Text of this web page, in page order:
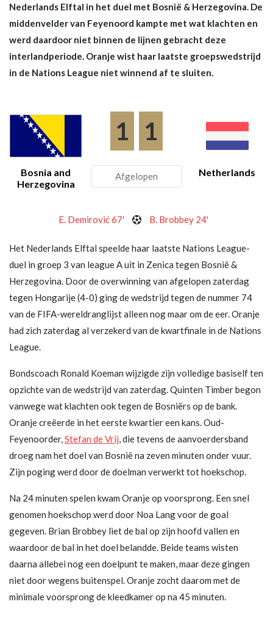
Nederlands Elftal in het duel met Bosnië & Herzegovina. De
middenvelder van Feyenoord kampte met wat klachten en
werd daardoor niet binnen de lijnen gebracht deze
interlandperiode. Oranje wist haar laatste groepswedstrijd
in de Nations League niet winnend af te sluiten.
Bosnia and
Herzegovina
1 1
Afgelopen Netherlands
E. Demirović 67' B. Brobbey 24'
Het Nederlands Elftal speelde haar laatste Nations League-
duel in groep 3 van league A uit in Zenica tegen Bosnië &
Herzegovina. Door de overwinning van afgelopen zaterdag
tegen Hongarije (4-0) ging de wedstrijd tegen de nummer 74
van de FIFA-wereldranglijst alleen nog maar om de eer. Oranje
had zich zaterdag al verzekerd van de kwartfinale in de Nations
League.
Bondscoach Ronald Koeman wijzigde zijn volledige basiself ten
opzichte van de wedstrijd van zaterdag. Quinten Timber begon
vanwege wat klachten ook tegen de Bosniërs op de bank.
Oranje creëerde in het eerste kwartier een kans. Oud-
Feyenoorder,Stefan de Vrij, die tevens de aanvoerdersband
droeg nam het doel van Bosnië na zeven minuten onder vuur.
Zijn poging werd door de doelman verwerkt tot hoekschop.
Na 24 minuten spelen kwam Oranje op voorsprong. Een snel
genomen hoekschop werd door Noa Lang voor de goal
gegeven. Brian Brobbey liet de bal op zijn hoofd vallen en
waardoor de bal in het doel belandde. Beide teams wisten
daarna allebei nog een doelpunt te maken, maar deze gingen
niet door wegens buitenspel. Oranje zocht daarom met de
minimale voorsprong de kleedkamer op na 45 minuten.